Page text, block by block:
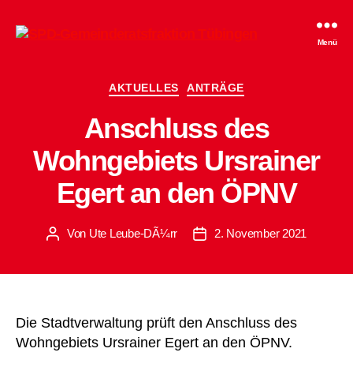
SPD-
Menü
Kategorien
AKTUELLES ANTRÄGE
Anschluss des
Wohngebiets Ursrainer
Egert an den ÖPNV
Beitragsautor
Von Ute Leube-DÃ¼rr Beitragsdatum
2. November 2021
Die Stadtverwaltung prüft den Anschluss des
Wohngebiets Ursrainer Egert an den ÖPNV.